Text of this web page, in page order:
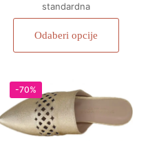
standardna
Odaberi opcije
-70%